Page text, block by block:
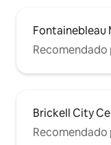
Fontainebleau
Recomendado
Brickell City
Recomendado